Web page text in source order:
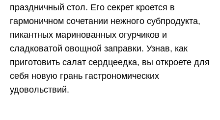
праздничный стол. Его секрет кроется в
гармоничном сочетании нежного субпродукта,
пикантных маринованных огурчиков и
сладковатой овощной заправки. Узнав, как
приготовить салат сердцеедка, вы откроете для
себя новую грань гастрономических
удовольствий.